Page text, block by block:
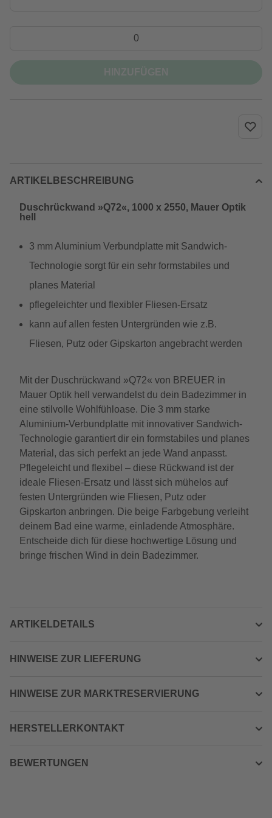
ARTIKELBESCHREIBUNG
Duschrückwand »Q72«, 1000 x 2550, Mauer Optik
hell
3 mm Aluminium Verbundplatte mit Sandwich-
Technologie sorgt für ein sehr formstabiles und
planes Material
pflegeleichter und flexibler Fliesen-Ersatz
kann auf allen festen Untergründen wie z.B.
Fliesen, Putz oder Gipskarton angebracht werden
Mit der Duschrückwand »Q72« von BREUER in
Mauer Optik hell verwandelst du dein Badezimmer in
eine stilvolle Wohlfühloase. Die 3 mm starke
Aluminium-Verbundplatte mit innovativer Sandwich-
Technologie garantiert dir ein formstabiles und planes
Material, das sich perfekt an jede Wand anpasst.
Pflegeleicht und flexibel – diese Rückwand ist der
ideale Fliesen-Ersatz und lässt sich mühelos auf
festen Untergründen wie Fliesen, Putz oder
Gipskarton anbringen. Die beige Farbgebung verleiht
deinem Bad eine warme, einladende Atmosphäre.
Entscheide dich für diese hochwertige Lösung und
bringe frischen Wind in dein Badezimmer.
ARTIKELDETAILS
HINWEISE ZUR LIEFERUNG
HINWEISE ZUR MARKTRESERVIERUNG
HERSTELLERKONTAKT
BEWERTUNGEN